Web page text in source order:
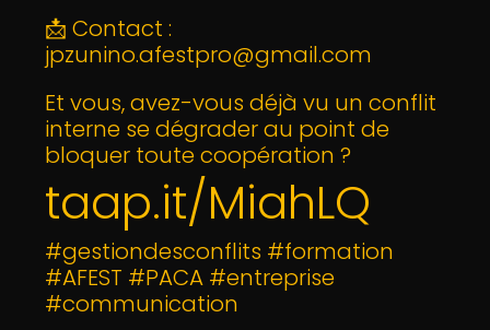
📩 Contact :
jpzunino.afestpro@gmail.com
Et vous, avez-vous déjà vu un conflit
interne se dégrader au point de
bloquer toute coopération ?
taap.it/MiahLQ
#gestiondesconflits #formation
#AFEST #PACA #entreprise
#communication